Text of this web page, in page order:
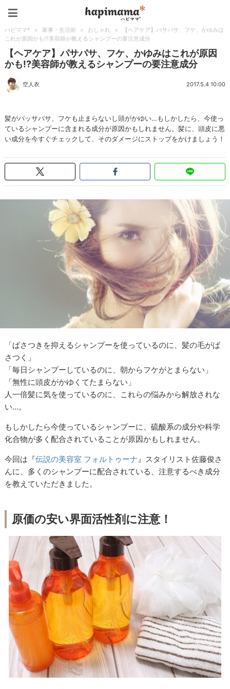
ハピママ* > 家事・生活術 > おしゃれ >
【ヘアケア】パサパサ、フケ、かゆみは
これが原因かも!?美容師が教えるシャンプーの要注意成分
【ヘアケア】パサパサ、フケ、かゆみはこれが原因
かも!?美容師が教えるシャンプーの要注意成分
空人衣 2017.5.4 10:00
髪がパッサパサ、フケも止まらないし頭がかゆい…もしかしたら、今使っ
ているシャンプーに含まれる成分が原因かもしれません。髪に、頭皮に悪
い成分を今すぐチェックして、そのダメージにストップをかけましょう！
「ぱさつきを抑えるシャンプーを使っているのに、髪の毛がぱ
さつく」
「毎日シャンプーしているのに、朝からフケがとまらない」
「無性に頭皮がかゆくてたまらない」
人一倍髪に気を使っているのに、これらの悩みから解放されな
い…。
もしかしたら今使っているシャンプーに、硫酸系の成分や科学
化合物が多く配合されていることが原因かもしれません。
今回は『伝説の美容室 フォルトゥーナ』スタイリスト佐藤俊さ
んに、多くのシャンプーに配合されている、注意するべき成分
を教えていただきました。
原価の安い界面活性剤に注意！